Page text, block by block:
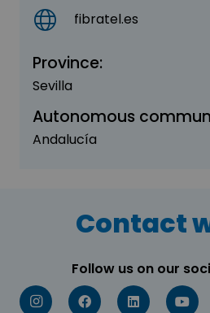
fibratel.es
Province:
Sevilla
Autonomous
Andalucía
Contact
Follow us on our